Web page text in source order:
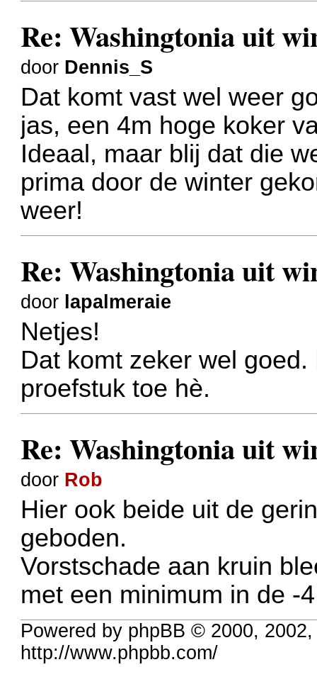
Re: Washingtonia uit
door Dennis_S
Dat komt vast wel weer
jas, een 4m hoge koker
Ideaal, maar blij dat die
prima door de winter
weer!
Re: Washingtonia uit
door lapalmeraie
Netjes!
Dat komt zeker wel
proefstuk toe hè.
Re: Washingtonia uit
door Rob
Hier ook beide uit de
geboden.
Vorstschade aan kruin
met een minimum in de -
Powered by phpBB © 2000,
http://www.phpbb.com/